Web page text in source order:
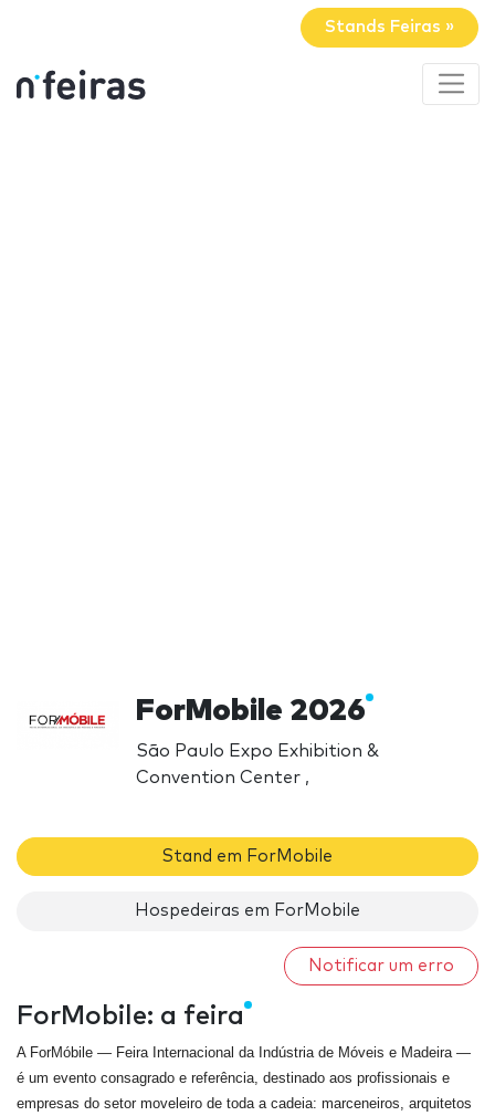
Stands Feiras »
ForMobile 2026
São Paulo Expo Exhibition &
Convention Center ,
Stand em ForMobile
Hospedeiras em ForMobile
Notificar um erro
ForMobile: a feira
A ForMóbile — Feira Internacional da Indústria de Móveis e Madeira —
é um evento consagrado e referência, destinado aos profissionais e
empresas do setor moveleiro de toda a cadeia: marceneiros, arquitetos